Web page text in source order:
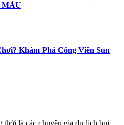
MÀU
Khám Phá Công Viên Sun
thời là các chuyên gia du lịch bụi